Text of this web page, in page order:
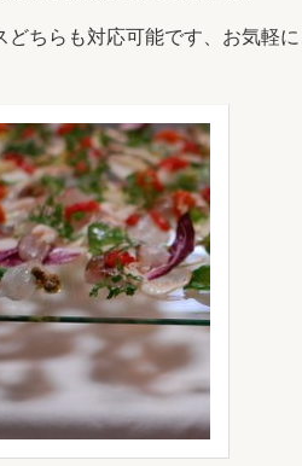
どちらも対応可能です、お気軽